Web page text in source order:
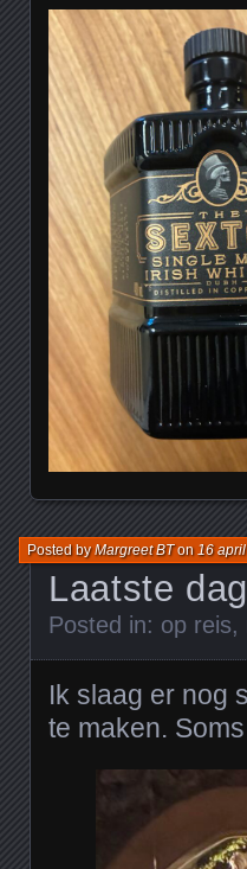
Laatste
Posted byMargreet BTon 16
Posted in: op reis,
Ik slaag er nog
te maken.